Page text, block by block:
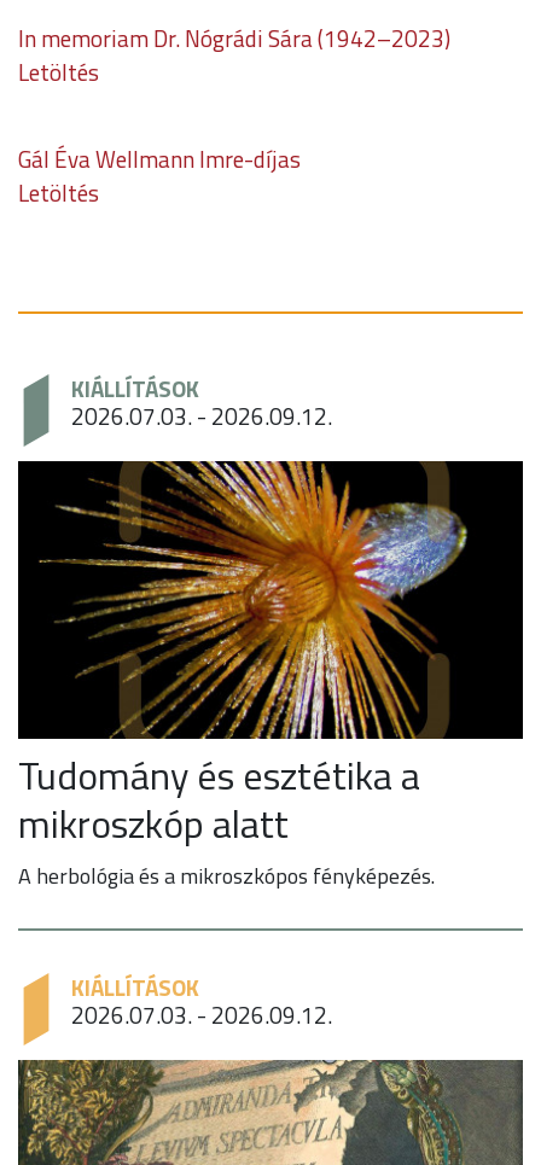
In memoriam Dr. Nógrádi Sára (1942–2023)
Letöltés
Gál Éva Wellmann Imre-díjas
Letöltés
KIÁLLÍTÁSOK
2026.07.03. - 2026.09.12.
Tudomány és esztétika a
mikroszkóp alatt
A herbológia és a mikroszkópos fényképezés.
KIÁLLÍTÁSOK
2026.07.03. - 2026.09.12.